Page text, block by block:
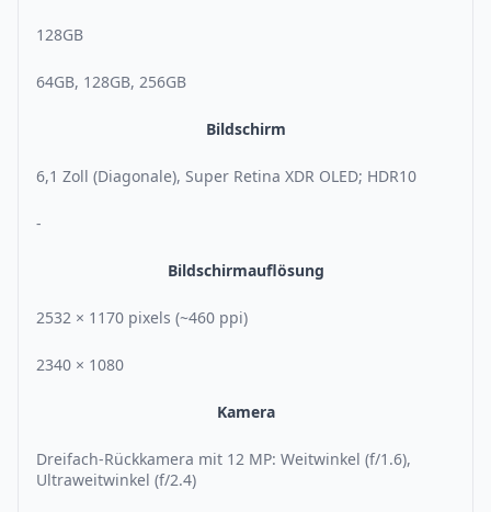
128GB
64GB, 128GB, 256GB
Bildschirm
6,1 Zoll (Diagonale), Super Retina XDR OLED; HDR10
-
Bildschirmauflösung
2532 × 1170 pixels (~460 ppi)
2340 × 1080
Kamera
Dreifach-Rückkamera mit 12 MP: Weitwinkel (f/1.6),
Ultraweitwinkel (f/2.4)